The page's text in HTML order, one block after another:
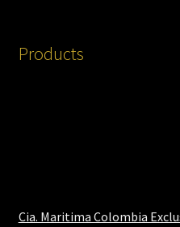
Products
Cia. Maritima Colombia